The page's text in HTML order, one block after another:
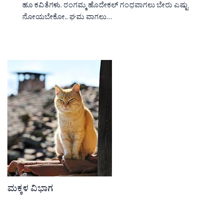
ಹೂ ಕವಿತೆಗಳು. ರಂಗಮ್ಮ ಹೊದೇಕಲ್ ಗಂಧವಾಗಲು ಬೇರು ಎಷ್ಟು
ನೋಯಬೇಕೋ.. ಘಮ ವಾಗಲು…
ಮಕ್ಕಳ ವಿಭಾಗ